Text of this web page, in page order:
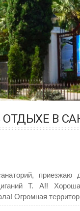
В
приезжаю
Т. А!!
Огромная